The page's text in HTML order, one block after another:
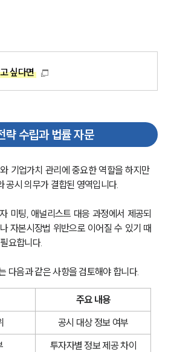
언론보도
법률 블로그
법률상담예약
륜법률상담예약
싶다면
략 수립과 법률 자문
기업가치 관리에 중요한 역할을 하지만
공시 의무가 결합된 영역입니다.
미팅, 애널리스트 대응 과정에서 제공되
자본시장법 위반으로 이어질 수 있기 때
요합니다.
다음과 같은 사항을 검토해야 합니다.
주요 내용
공시 대상 정보 여부
투자자별 정보 제공 차이